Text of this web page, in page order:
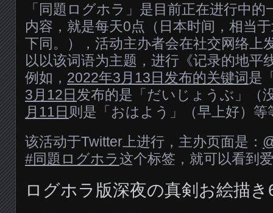
「同題ログホラ」是目前正在进行中
内容，就是每天0点（日本时间，相当
下同。），活动主办者会在社交网络上
以以该词语为主题，进行《记录的地平
例如， 2022年3月13日发布的关键词是
3月12日发布的是「だいじょうぶ」（
月11日 则是「おはよう」（早上好）
该活动于Twitter上进行，主办页面是：
#同題ログホラ这个标签，就可以看到
ログホラ版深夜の真剣お絵描